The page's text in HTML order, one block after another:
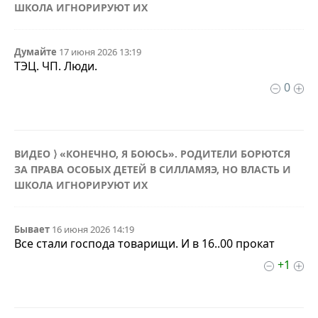
ШКОЛА ИГНОРИРУЮТ ИХ
Думайте 17 июня 2026 13:19
ТЭЦ. ЧП. Люди.
0
ВИДЕО ⟩ «КОНЕЧНО, Я БОЮСЬ». РОДИТЕЛИ БОРЮТСЯ
ЗА ПРАВА ОСОБЫХ ДЕТЕЙ В СИЛЛАМЯЭ, НО ВЛАСТЬ И
ШКОЛА ИГНОРИРУЮТ ИХ
Бывает 16 июня 2026 14:19
Все стали господа товарищи. И в 16..00 прокат
+1